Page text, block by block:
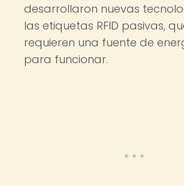
desarrollaron nuevas
las etiquetas RFID pasivas,
requieren una fuente de
para funcionar.